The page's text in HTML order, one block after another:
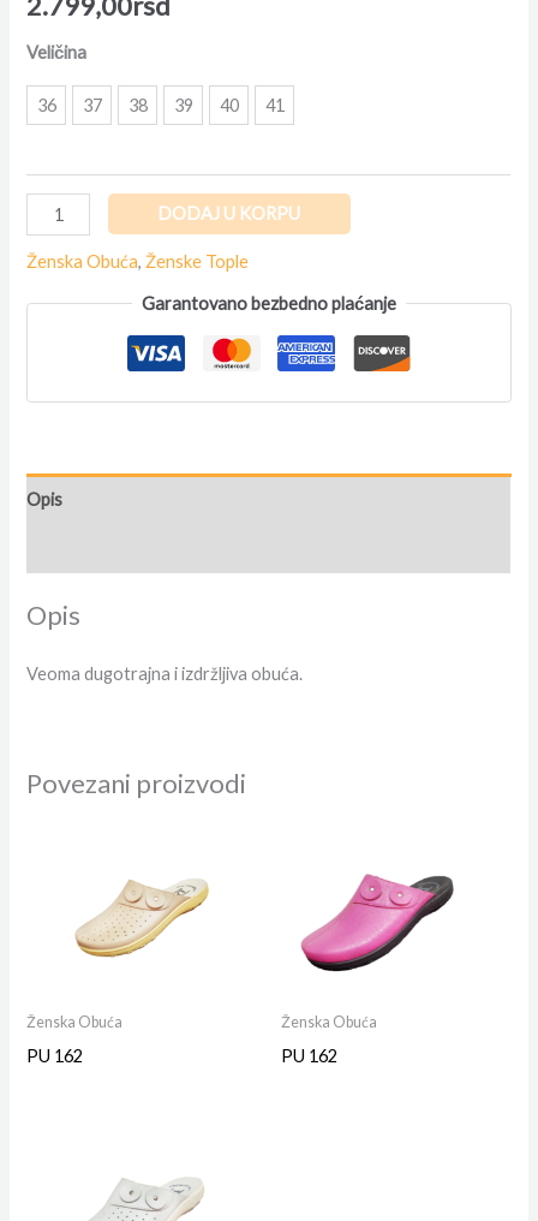
Veličina
36 37 38 39 40 41
DODAJ U KORPU
Ženska Obuća, Ženske Tople
Garantovano bezbedno plaćanje
Opis
Opis
Veoma dugotrajna i izdržljiva obuća.
Povezani proizvodi
Ženska Obuća
PU 162
Ženska Obuća
PU 162